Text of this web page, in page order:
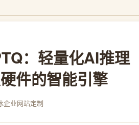
：轻量化AI推理
件的智能引擎
企业网站定制